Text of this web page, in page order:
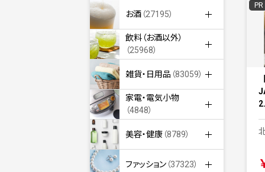
お酒 （27195）
飲料（お酒以外）
（25968）
雑貨・日用品 （83059）
家電・電気小物
（4848）
美容・健康 （8789）
ファッション （37323）
PR